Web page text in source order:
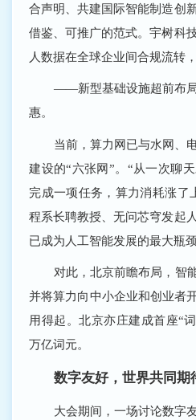
合声明、共建国际智能制造创
借鉴、可推广的范式。宇树科
人数据在全球企业间合规流转
——新型基础设施超前布
惠。
当前，算力网已与水网、
建设的“六张网”。“从一次聊
完成一项任务，算力消耗涨了
程系长聘教授、无问芯穹发起
已成为人工智能发展的最大瓶颈
对此，北京前瞻布局，智
并将算力向中小企业和创业者
用得起。北京亦庄建成首座“
万亿词元。
数字友好，世界共同期
大会期间，一场讨论数字